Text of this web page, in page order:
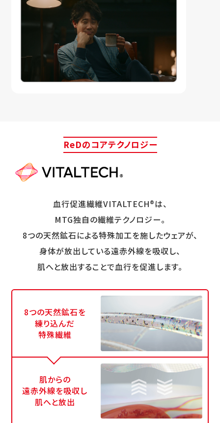
ReDのコアテクノロジー
血行促進繊維VITALTECH®は、
MTG独自の繊維テクノロジー。
8つの天然鉱石による特殊加工を施したウェアが、
身体が放出している遠赤外線を吸収し、
肌へと放出することで血行を促進します。
8つの天然鉱石を
練り込んだ
特殊繊維
肌からの
遠赤外線を吸収し
肌へと放出